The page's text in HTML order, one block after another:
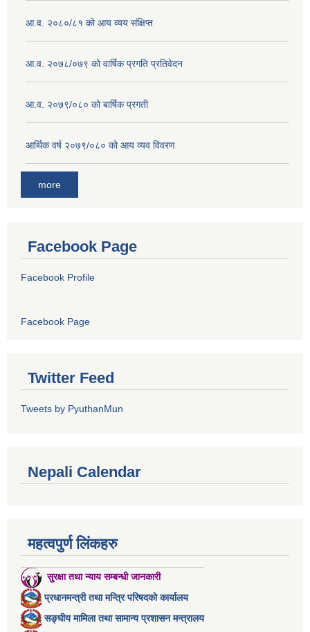
आ.व. २०८०/८१ को आय व्यय संक्षिप्त
आ.व. २०७८/०७९ को वार्षिक प्रगति प्रतिवेदन
आ.व. २०७९/०८० को बार्षिक प्रगती
आर्थिक वर्ष २०७९/०८० को आय व्यव विवरण
more
Facebook Page
Facebook Profile
Facebook Page
Twitter Feed
Tweets by PyuthanMun
Nepali Calendar
महत्वपुर्ण लिंकहरु
सुरक्षा तथा न्याय सम्बन्धी जानकारी
प्रधानमन्त्री तथा मन्त्रि परिषदको कार्यालय
सङ्घीय मामिला तथा सामान्य प्रशासन मन्त्रालय